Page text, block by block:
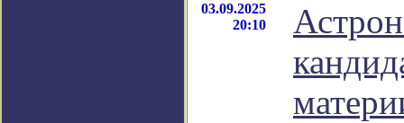
03.09.2025
20:10